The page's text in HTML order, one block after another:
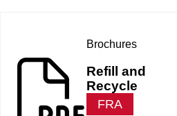
Brochures
Refill and
Recycle
FRA